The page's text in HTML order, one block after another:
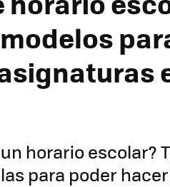
horario escolar?
para poder